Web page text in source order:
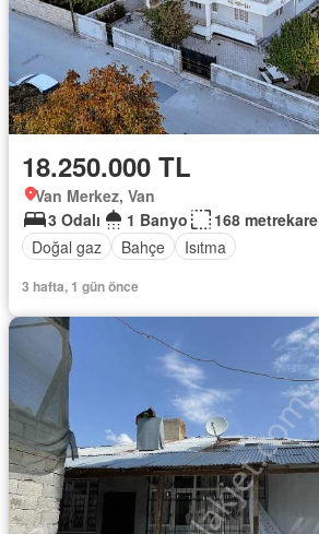
18.250.000 TL
Van Merkez, Van
3 Odalı
1 Banyo
168 metrekare
Doğal gaz
Bahçe Isıtma
3 hafta, 1 gün önce